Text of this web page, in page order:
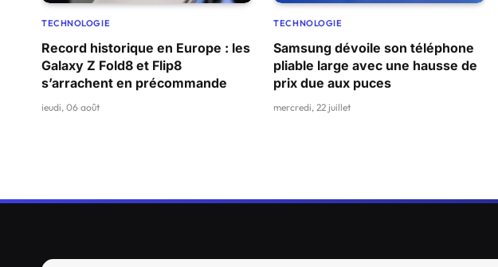
TECHNOLOGIE
Record historique en Europe : les
Galaxy Z Fold8 et Flip8
s’arrachent en précommande
jeudi, 06 août
TECHNOLOGIE
Samsung dévoile son téléphone
pliable large avec une hausse de
prix due aux puces
mercredi, 22 juillet